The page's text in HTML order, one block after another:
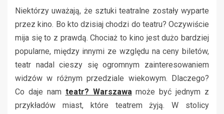
Niektórzy uważają, że sztuki teatralne zostały wyparte
przez kino. Bo kto dzisiaj chodzi do teatru? Oczywiście
mija się to z prawdą. Chociaż to kino jest dużo bardziej
popularne, między innymi ze względu na ceny biletów,
teatr nadal cieszy się ogromnym zainteresowaniem
widzów w różnym przedziale wiekowym. Dlaczego?
Co daje nam teatr? Warszawa może być jednym z
przykładów miast, które teatrem żyją. W stolicy